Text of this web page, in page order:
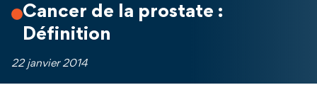
Cancer de la prostate :
Définition
22 janvier 2014